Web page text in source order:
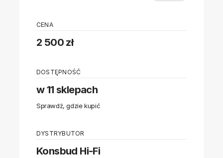
CENA
2 500 zł
DOSTĘPNOŚĆ
w 11 sklepach
Sprawdź, gdzie kupić
DYSTRYBUTOR
Konsbud Hi-Fi